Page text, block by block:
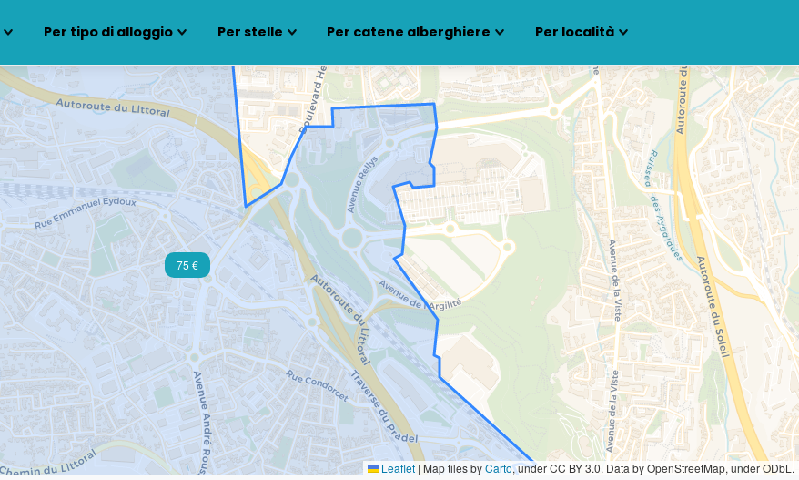
Per tipo di alloggio Per stelle Per catene alberghiere Per località
75 €
Leaflet | Map tiles byCarto, under CC BY 3.0. Data by OpenStreetMap, under ODbL.